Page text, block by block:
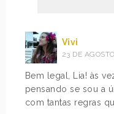
Vivi
23 DE
Bem legal, Lia! às
pensando se sou a
com tantas regras